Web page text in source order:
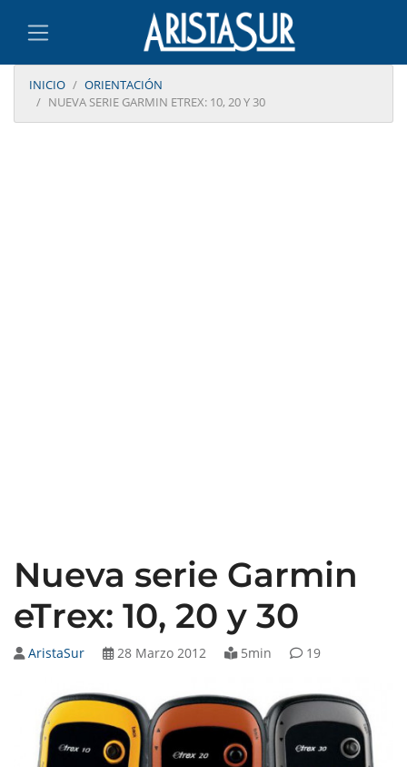
INICIO
ORIENTACIÓN
NUEVA SERIE GARMIN ETREX: 10, 20 Y 30
Nueva serie Garmin
eTrex: 10, 20 y 30
AristaSur 28 Marzo 2012 5min 19